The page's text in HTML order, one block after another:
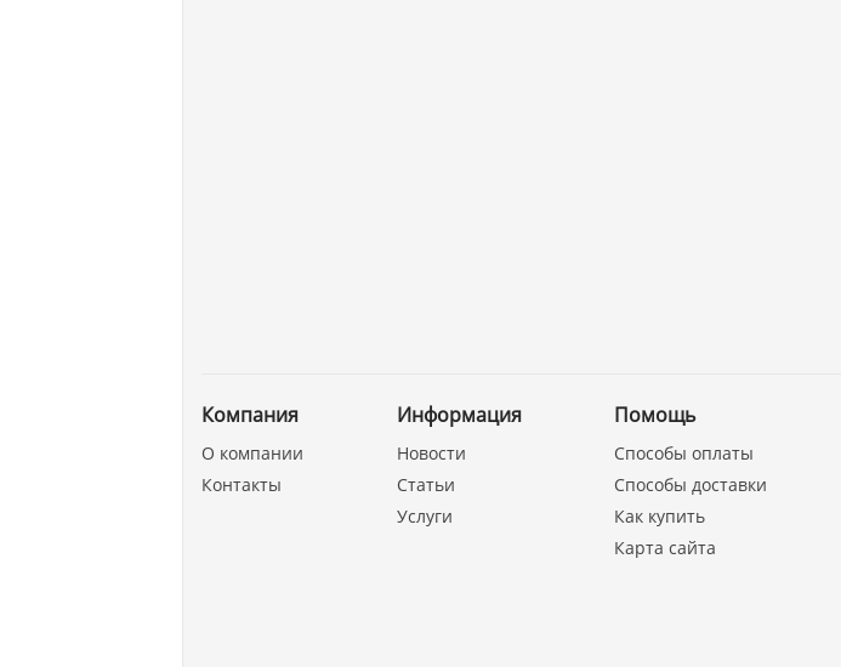
Компания
О компании
Контакты
Информация
Новости
Статьи
Услуги
Помощь
Способы оплаты
Способы доставки
Как купить
Карта сайта